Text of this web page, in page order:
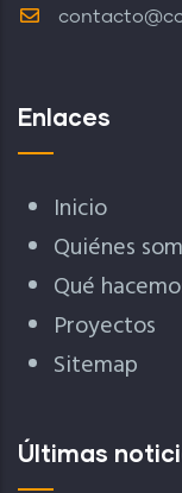
Enlaces
Inicio
Quiénes
Qué
Proyectos
Sitemap
Últimas